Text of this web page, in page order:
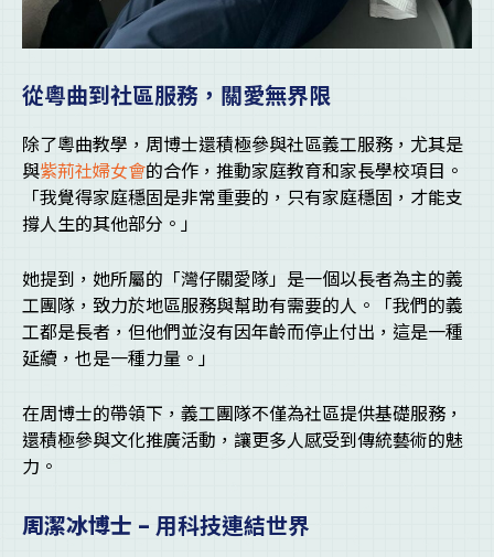
從粵曲到社區服務，關愛無界限
除了粵曲教學，周博士還積極參與社區義工服務，尤其是
與紫荊社婦女會的合作，推動家庭教育和家長學校項目。
「我覺得家庭穩固是非常重要的，只有家庭穩固，才能支
撐人生的其他部分。」
她提到，她所屬的「灣仔關愛隊」是一個以長者為主的義
工團隊，致力於地區服務與幫助有需要的人。「我們的義
工都是長者，但他們並沒有因年齡而停止付出，這是一種
延續，也是一種力量。」
在周博士的帶領下，義工團隊不僅為社區提供基礎服務，
還積極參與文化推廣活動，讓更多人感受到傳統藝術的魅
力。
周潔冰博士 – 用科技連結世界